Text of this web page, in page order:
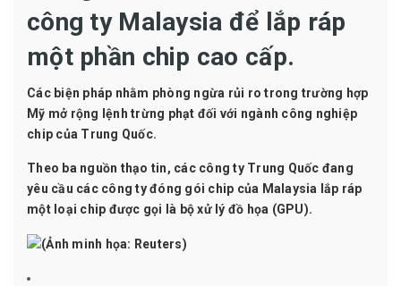
công ty Malaysia để lắp ráp
một phần chip cao cấp.
Các biện pháp nhằm phòng ngừa rủi ro trong trường hợp
Mỹ mở rộng lệnh trừng phạt đối với ngành công nghiệp
chip của Trung Quốc.
Theo ba nguồn thạo tin, các công ty Trung Quốc đang
yêu cầu các công ty đóng gói chip của Malaysia lắp ráp
một loại chip được gọi là bộ xử lý đồ họa (GPU).